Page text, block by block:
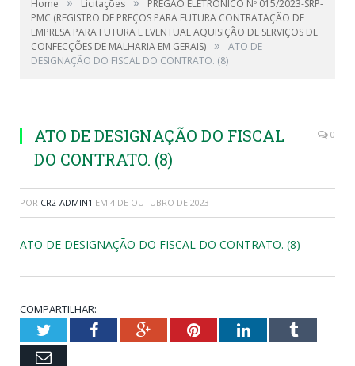
Home Licitações
PREGÃO ELETRÔNICO Nº 015/2023-SRP-
PMC (REGISTRO DE PREÇOS PARA FUTURA CONTRATAÇÃO DE
EMPRESA PARA FUTURA E EVENTUAL AQUISIÇÃO DE SERVIÇOS DE
CONFECÇÕES DE MALHARIA EM GERAIS) »
ATO DE
DESIGNAÇÃO DO FISCAL DO CONTRATO. (8)
ATO DE DESIGNAÇÃO DO FISCAL
DO CONTRATO. (8)
0
POR CR2-ADMIN1 EM 4 DE OUTUBRO DE 2023
ATO DE DESIGNAÇÃO DO FISCAL DO CONTRATO. (8)
COMPARTILHAR:
TwitterFacebookGoogle+PinterestLinkedInTumblr
Email